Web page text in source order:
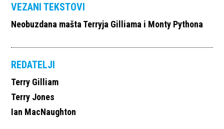
VEZANI TEKSTOVI
Neobuzdana mašta Terryja Gilliama i Monty Pythona
REDATELJI
Terry Gilliam
Terry Jones
Ian MacNaughton